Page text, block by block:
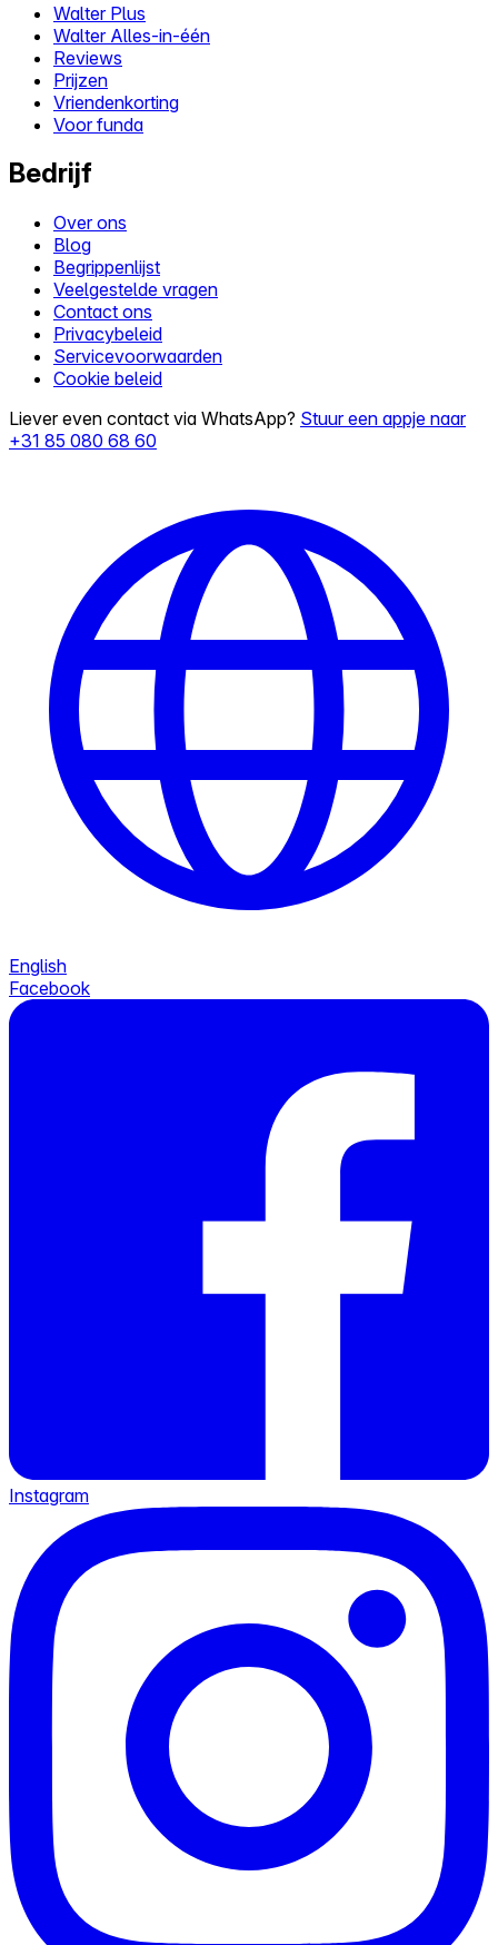
Walter Plus
Walter Alles-in-één
Reviews
Prijzen
Vriendenkorting
Voor funda
Bedrijf
Over ons
Blog
Begrippenlijst
Veelgestelde vragen
Contact ons
Privacybeleid
Servicevoorwaarden
Cookie beleid
Liever even contact via WhatsApp? Stuur een appje naar
+31 85 080 68 60
English
Facebook
Instagram